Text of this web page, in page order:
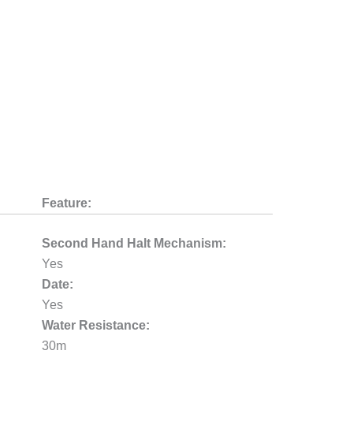
Feature:
Second Hand Halt Mechanism:
Yes
Date:
Yes
Water Resistance:
30m